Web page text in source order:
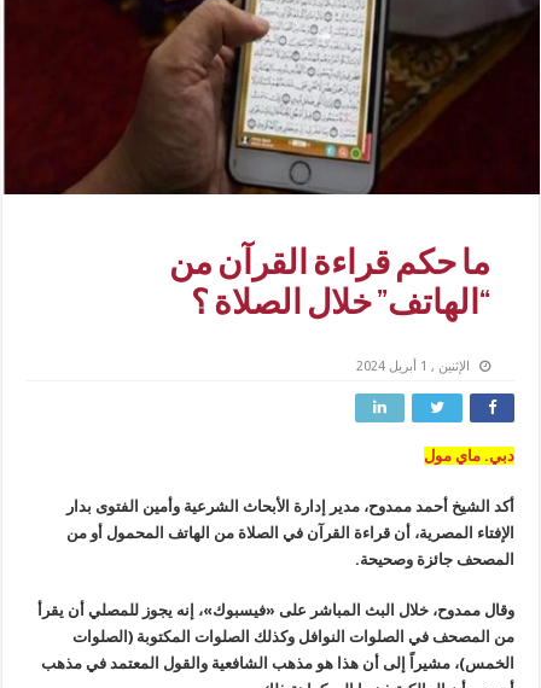
ما حكم قراءة القرآن من
“الهاتف” خلال الصلاة ؟
الإثنين , 1 أبريل 2024
دبي. ماي مول
أكد الشيخ أحمد ممدوح، مدير إدارة الأبحاث الشرعية وأمين الفتوى بدار
الإفتاء المصرية، أن قراءة القرآن في الصلاة من الهاتف المحمول أو من
المصحف جائزة وصحيحة.
وقال ممدوح، خلال البث المباشر على «فيسبوك»، إنه يجوز للمصلي أن يقرأ
من المصحف في الصلوات النوافل وكذلك الصلوات المكتوبة (الصلوات
الخمس)، مشيراً إلى أن هذا هو مذهب الشافعية والقول المعتمد في مذهب